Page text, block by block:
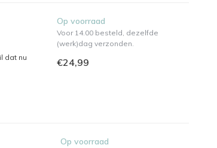
dat nu
Op voorraad
Voor 14.00 besteld, dezelfde
(werk)dag verzonden.
€24,99
Op voorraad